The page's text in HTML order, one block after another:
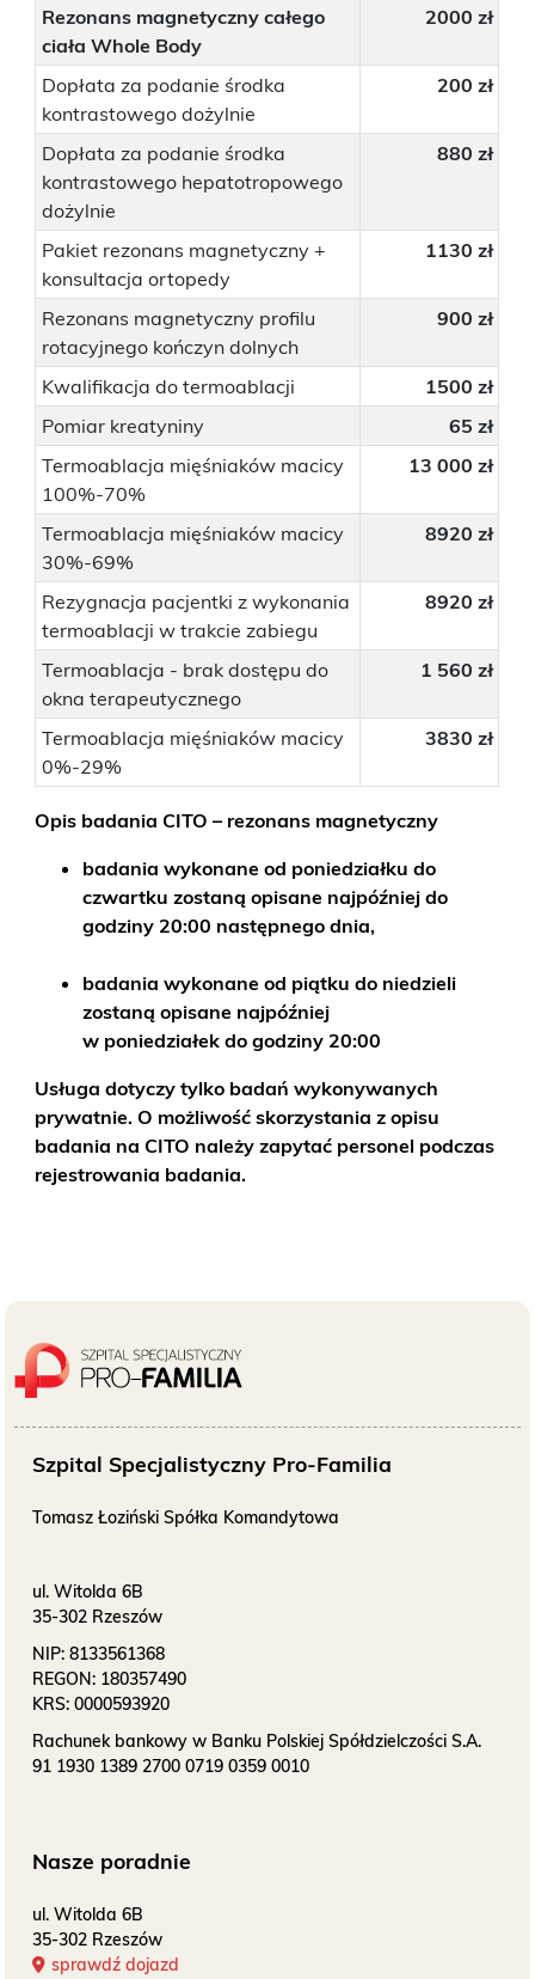
Rezonans magnetyczny całego
ciała Whole Body
2000 zł
Dopłata za podanie środka
kontrastowego dożylnie
200 zł
Dopłata za podanie środka
kontrastowego hepatotropowego
dożylnie
880 zł
Pakiet rezonans magnetyczny +
konsultacja ortopedy
1130 zł
Rezonans magnetyczny profilu
rotacyjnego kończyn dolnych
900 zł
Kwalifikacja do termoablacji
1500 zł
Pomiar kreatyniny
65 zł
Termoablacja mięśniaków macicy
100%-70%
13 000 zł
Termoablacja mięśniaków macicy
30%-69%
8920 zł
Rezygnacja pacjentki z wykonania
termoablacji w trakcie zabiegu
8920 zł
Termoablacja - brak dostępu do
okna terapeutycznego
1 560 zł
Termoablacja mięśniaków macicy
0%-29%
3830 zł
Opis badania CITO – rezonans magnetyczny
badania wykonane od poniedziałku do
czwartku zostaną opisane najpóźniej do
godziny 20:00 następnego dnia,
badania wykonane od piątku do niedzieli
zostaną opisane najpóźniej
w poniedziałek do godziny 20:00
Usługa dotyczy tylko badań wykonywanych
prywatnie. O możliwość skorzystania z opisu
badania na CITO należy zapytać personel podczas
rejestrowania badania.
Szpital Specjalistyczny Pro-Familia
Tomasz Łoziński Spółka Komandytowa
ul. Witolda 6B
35-302 Rzeszów
NIP: 8133561368
REGON: 180357490
KRS: 0000593920
Rachunek bankowy w Banku Polskiej Spółdzielczości S.A.
91 1930 1389 2700 0719 0359 0010
Nasze poradnie
ul. Witolda 6B
35-302 Rzeszów
sprawdź dojazd